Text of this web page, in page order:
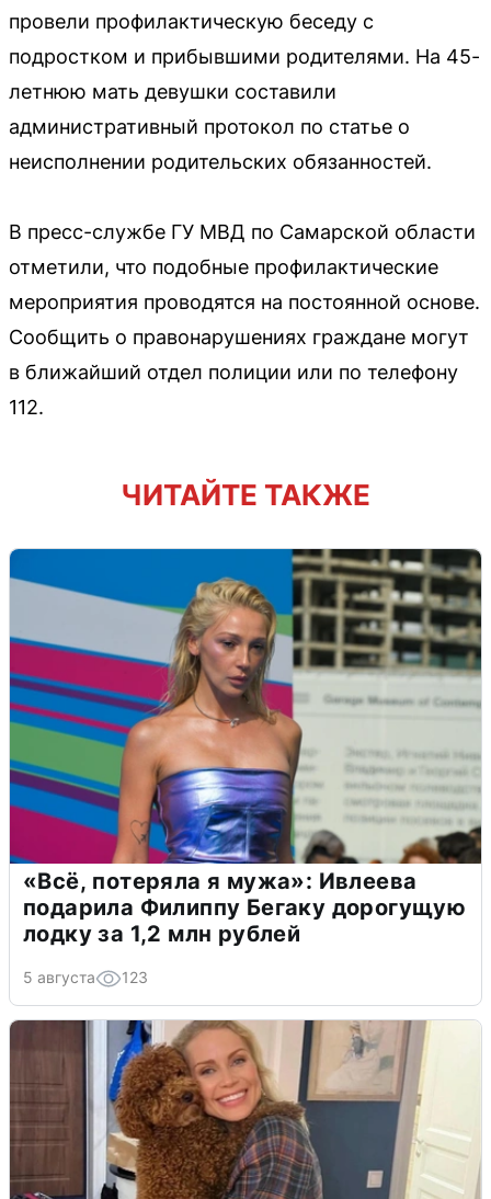
провели профилактическую беседу с
подростком и прибывшими родителями. На 45-
летнюю мать девушки составили
административный протокол по статье о
неисполнении родительских обязанностей.
В пресс-службе ГУ МВД по Самарской области
отметили, что подобные профилактические
мероприятия проводятся на постоянной основе.
Сообщить о правонарушениях граждане могут
в ближайший отдел полиции или по телефону
112.
ЧИТАЙТЕ ТАКЖЕ
«Всё, потеряла я мужа»: Ивлеева
подарила Филиппу Бегаку дорогущую
лодку за 1,2 млн рублей
5 августа 123